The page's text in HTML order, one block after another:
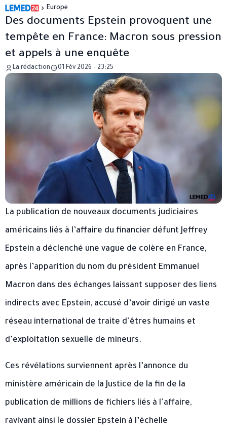
Europe
Des documents Epstein provoquent une
tempête en France: Macron sous pression
et appels à une enquête
La rédaction 01 Fév 2026 - 23:25
La publication de nouveaux documents judiciaires
américains liés à l’affaire du financier défunt Jeffrey
Epstein a déclenché une vague de colère en France,
après l’apparition du nom du président Emmanuel
Macron dans des échanges laissant supposer des liens
indirects avec Epstein, accusé d’avoir dirigé un vaste
réseau international de traite d’êtres humains et
d’exploitation sexuelle de mineurs.
Ces révélations surviennent après l’annonce du
ministère américain de la Justice de la fin de la
publication de millions de fichiers liés à l’affaire,
ravivant ainsi le dossier Epstein à l’échelle